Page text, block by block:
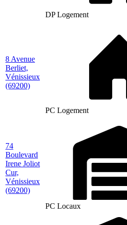
DP Logement
8 Avenue
Berliet,
Vénissieux
(69200)
PC Logement
74
Boulevard
Irene Joliot
Cur,
Vénissieux
(69200)
PC Locaux